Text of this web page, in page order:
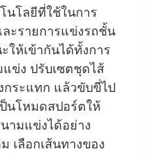
นโลยีที่ใช้ในการ
ะรายการแข่งรถชั้น
ให้เข้ากันได้ทั้งการ
ข่ง ปรับเซตชุดไส้
กระแทก แล้วขับขี่ไป
นโหมดสปอร์ตให้
ามแข่งได้อย่าง
เลือกเส้นทางของ